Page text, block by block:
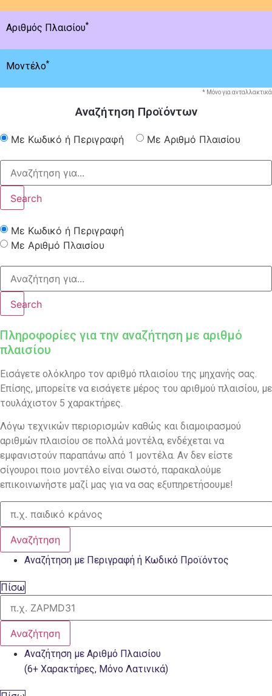
Αριθμός Πλαισίου*
Μοντέλο*
* Μόνο για ανταλλακτικά
Αναζήτηση Προϊόντων
Με Κωδικό ή Περιγραφή Με Αριθμό Πλαισίου
Search
Με Κωδικό ή Περιγραφή
Με Αριθμό Πλαισίου
Search
Πληροφορίες για την αναζήτηση με αριθμό
πλαισίου
Εισάγετε ολόκληρο τον αριθμό πλαισίου της μηχανής σας.
Επίσης, μπορείτε να εισάγετε μέρος του αριθμού πλαισίου, με
τουλάχιστον 5 χαρακτήρες.
Λόγω τεχνικών περιορισμών καθώς και διαμοιρασμού
αριθμών πλαισίου σε πολλά μοντέλα, ενδέχεται να
εμφανιστούν παραπάνω από 1 μοντέλα. Αν δεν είστε
σίγουροι ποιο μοντέλο είναι σωστό, παρακαλούμε
επικοινωνήστε μαζί μας για να σας εξυπηρετήσουμε!
Αναζήτηση
Αναζήτηση με Περιγραφή ή Κωδικό Προϊόντος
Πίσω
Αναζήτηση
Αναζήτηση με Αριθμό Πλαισίου
(6+ Χαρακτήρες, Μόνο Λατινικά)